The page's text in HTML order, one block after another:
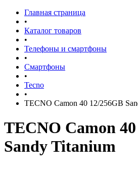
Главная страница
•
Каталог товаров
•
Телефоны и смартфоны
•
Смартфоны
•
Tecno
•
TECNO Camon 40 12/256GB
TECNO Camon
Sandy Titanium